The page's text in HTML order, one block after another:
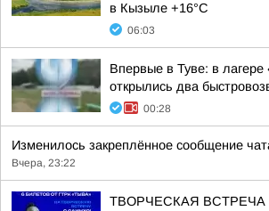
в Кызыле +16°С
06:03
Впервые в Туве: в лагере
открылись два
00:28
Изменилось закреплённое сообщение
Вчера, 23:22
ТВОРЧЕСКАЯ